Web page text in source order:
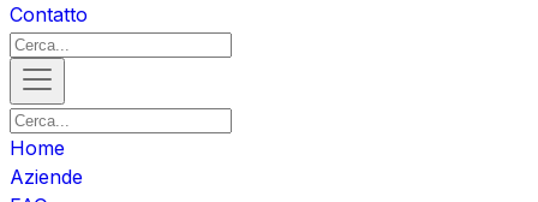
Contatto
Home
Aziende